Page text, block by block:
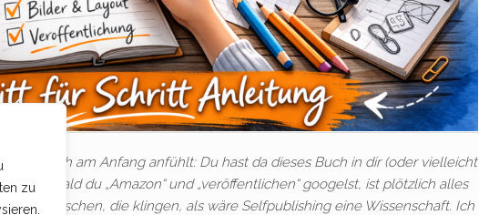
zu
es sich am Anfang anfühlt: Du hast da dieses Buch in dir (oder vielleicht
sobald du „Amazon“ und „veröffentlichen“ googelst, ist plötzlich alles
Menschen, die klingen, als wäre Selfpublishing eine Wissenschaft. Ich